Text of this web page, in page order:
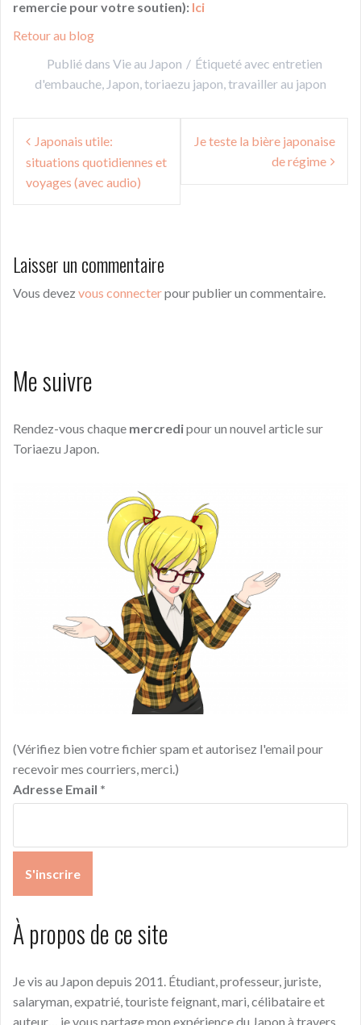
remercie pour votre soutien): Ici
Retour au blog
Publié dans Vie au Japon Étiqueté avec entretien
d'embauche, Japon,toriaezu japon,travailler au japon
Navigation
de
l’article
Japonais utile:
situations quotidiennes et
voyages (avec audio)
Je teste la bière japonaise
de régime
Laisser un commentaire
Vous devez vous connecterpour publier un commentaire.
Me suivre
Rendez-vous chaque mercredipour un nouvel article sur
Toriaezu Japon.
(Vérifiez bien votre fichier spam et autorisez l'email pour
recevoir mes courriers, merci.)
Adresse Email *
À propos de ce site
Je vis au Japon depuis 2011. Étudiant, professeur, juriste,
salaryman, expatrié, touriste feignant, mari, célibataire et
auteur… je vous partage mon expérience du Japon à travers